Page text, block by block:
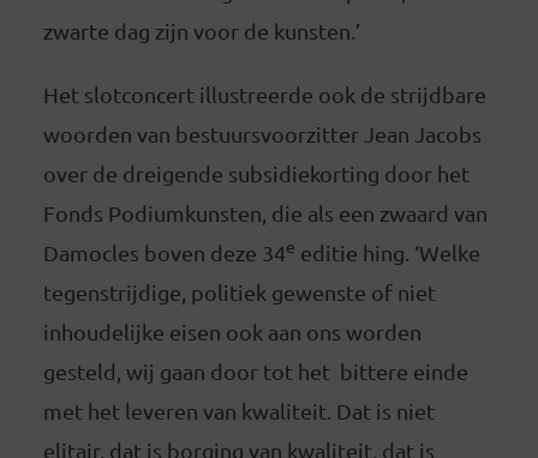
zwarte dag zijn voor de kunsten.’
Het slotconcert illustreerde ook de strijdbare
woorden van bestuursvoorzitter Jean Jacobs
over de dreigende subsidiekorting door het
Fonds Podiumkunsten, die als een zwaard van
Damocles boven deze 34e editie hing. ‘Welke
tegenstrijdige, politiek gewenste of niet
inhoudelijke eisen ook aan ons worden
gesteld, wij gaan door tot het bittere einde
met het leveren van kwaliteit. Dat is niet
elitair, dat is borging van kwaliteit, dat is